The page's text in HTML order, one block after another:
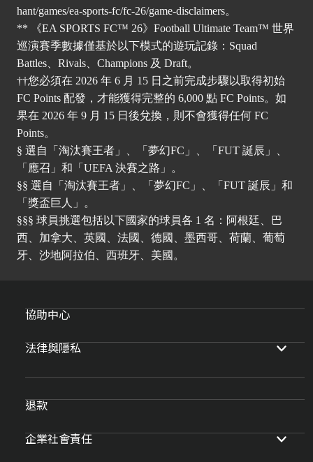
hant/games/ea-sports-fc/fc-26/game-disclaimers。
** 《EA SPORTS FC™ 26》Football Ultimate Team™ 世界
巡演賽季數據僅基於以下模式的遊玩記錄：Squad
Battles、Rivals、Champions 及 Draft。
††您必須在 2026 年 6 月 15 日之前完成步驟以取得初始
FC Points 配發，才能獲得完整的 6,000 點 FC Points。如
果在 2026 年 9 月 15 日後兌換，則不會獲得任何 FC
Points。
§ 選自「淘汰賽王者」、「夢幻FC」、「FUT 誕辰」、
「應召」和「UEFA 決賽之路」。
§§ 選自「淘汰賽王者」、「夢幻FC」、「FUT 誕辰」和
「獎盃巨人」。
§§§ 球員挑選包括以下國家的球員各 1 名：阿根廷、巴
西、加拿大、英國、法國、德國、墨西哥、荷蘭、葡萄
牙、沙地阿拉伯、西班牙、美國。
協助中心
法律與隱私
退款
企業社會責任